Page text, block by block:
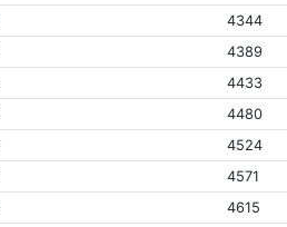
4344
4389
4433
4480
4524
4571
4615